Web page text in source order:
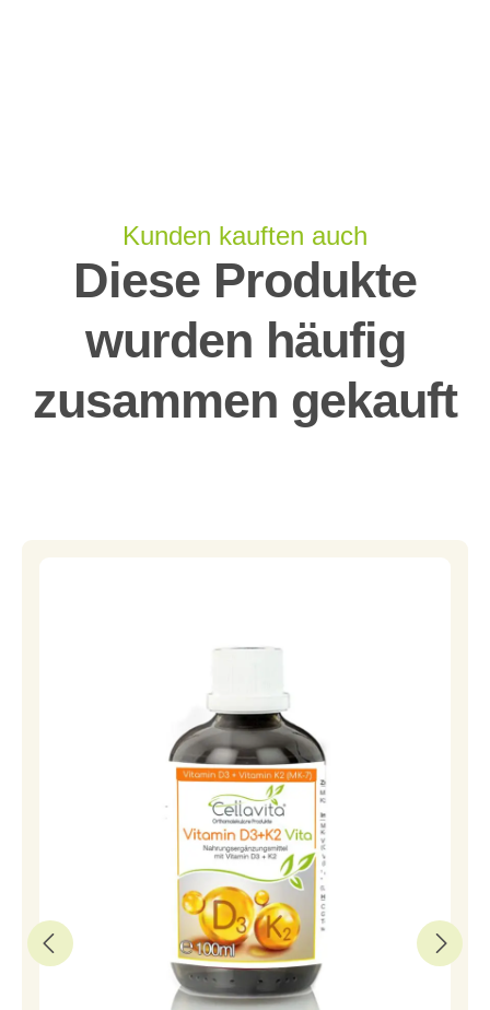
Kunden kauften auch
Diese Produkte
wurden häufig
zusammen gekauft